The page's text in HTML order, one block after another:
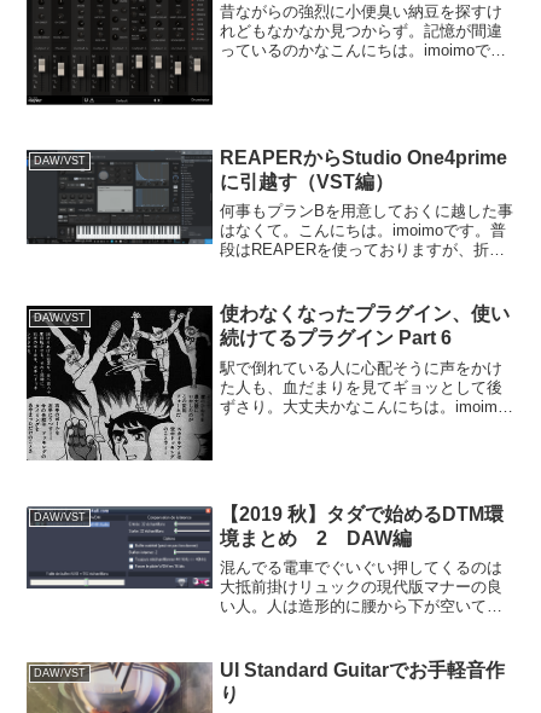
昔ながらの強烈に小便臭い納豆を探すけ
れどもなかなか見つからず。記憶が間違
っているのかなこんにちは。imoimoで
DAW/VST
REAPERからStudio One4prime
に引越す（VST編）
何事もプランBを用意しておくに越した事
はなくて。こんにちは。imoimoです。普
段はREAPERを使っておりますが、折角
をちょっと使ってみようかとや...
DAW/VST
使わなくなったプラグイン、使い
続けてるプラグイン Part 6
駅で倒れている人に心配そうに声をかけ
た人も、血だまりを見てギョッとして後
ずさり。大丈夫かなこんにちは。imoimo
DAW/VST
【2019 秋】タダで始めるDTM環
境まとめ 2 DAW編
混んでる電車でぐいぐい押してくるのは
大抵前掛けリュックの現代版マナーの良
い人。人は造形的に腰から下が空いてる
始めるのは製作が捗っていないからでし
て。←１へ戻るIN...
DAW/VST
UI Standard Guitarでお手軽音作
り